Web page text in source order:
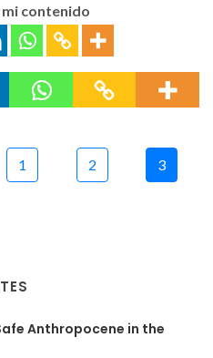
contenido
1 2 3
Anthropocene in the